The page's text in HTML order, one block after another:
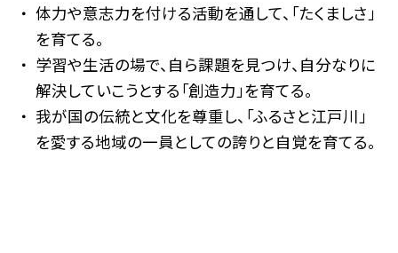
体力や意志力を付ける活動を通して、「たくましさ」
を育てる。
学習や生活の場で、自ら課題を見つけ、自分なりに
解決していこうとする「創造力」を育てる。
我が国の伝統と文化を尊重し、「ふるさと江戸川」
を愛する地域の一員としての誇りと自覚を育てる。